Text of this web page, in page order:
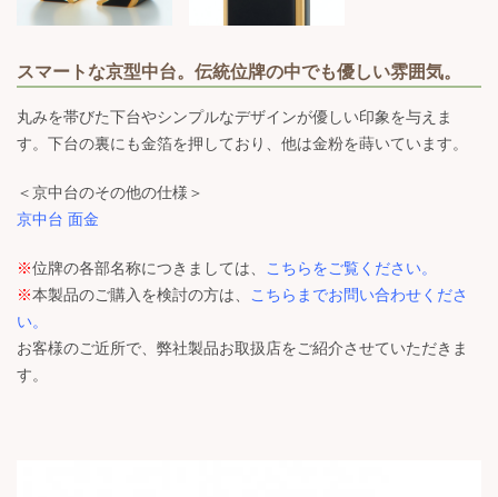
スマートな京型中台。伝統位牌の中でも優しい雰囲気。
丸みを帯びた下台やシンプルなデザインが優しい印象を与えま
す。下台の裏にも金箔を押しており、他は金粉を蒔いています。
＜京中台のその他の仕様＞
京中台 面金
※位牌の各部名称につきましては、
こちらをご覧ください。
※本製品のご購入を検討の方は、
こちらまでお問い合わせくださ
い。
お客様のご近所で、弊社製品お取扱店をご紹介させていただきま
す。